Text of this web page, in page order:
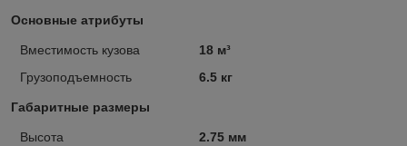
Основные атрибуты
Вместимость кузова
18 м³
Грузоподъемность
6.5 кг
Габаритные размеры
Высота
2.75 мм